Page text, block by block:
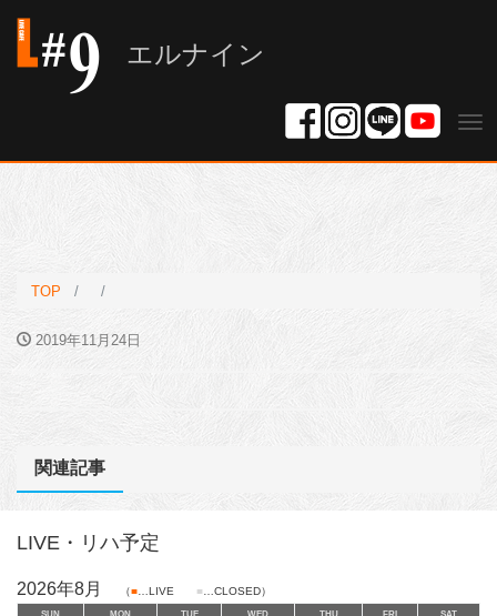
エルナイン
TOP
2019年11月24日
関連記事
LIVE・リハ予定
2026年8月 （■ …LIVE ■ …CLOSED）